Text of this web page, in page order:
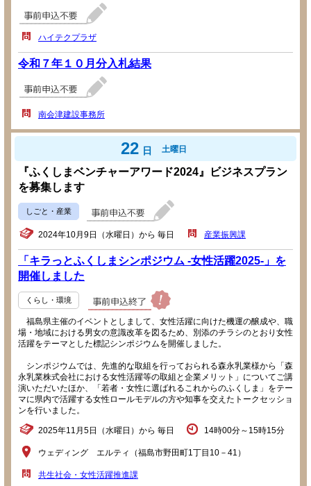
ハイテクプラザ
令和７年１０月分入札結果
南会津建設事務所
22 日 土曜日
『ふくしまベンチャーアワード2024』ビジネスプラン
を募集します
しごと・産業
2024年10月9日（水曜日）から 毎日 産業振興課
「キラっとふくしまシンポジウム -女性活躍2025-」を
開催しました
くらし・環境
福島県主催のイベントとしまして、女性活躍に向けた機運の醸成や、職
場・地域における男女の意識改革を図るため、別添のチラシのとおり女性
活躍をテーマとした標記シンポジウムを開催しました。
シンポジウムでは、先進的な取組を行っておられる森永乳業様から「森
永乳業株式会社における女性活躍等の取組と企業メリット」についてご講
演いただいたほか、「若者・女性に選ばれるこれからのふくしま」をテー
マに県内で活躍する女性ロールモデルの方や知事を交えたトークセッショ
ンを行いました。
2025年11月5日（水曜日）から 毎日 14時00分～15時15分
ウェディング エルティ（福島市野田町1丁目10－41）
共生社会・女性活躍推進課